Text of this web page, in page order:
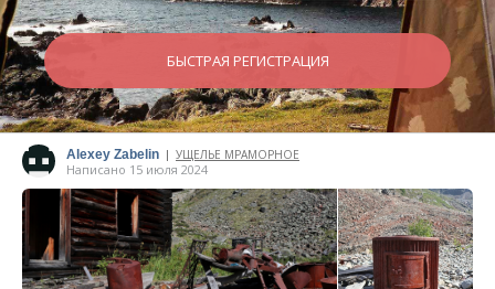
БЫСТРАЯ РЕГИСТРАЦИЯ
Alexey Zabelin | УЩЕЛЬЕ МРАМОРНОЕ
Написано 15 июля 2024